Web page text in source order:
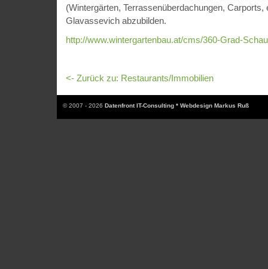
(Wintergärten, Terrassenüberdachungen, Carports,
Glavassevich abzubilden.
http://www.wintergartenbau.at/cms/360-Grad-
<- Zurück zu: Restaurants/Immobilien
© 2007 - 2026 Datenfront IT-Consulting * Webdesign Markus Ruß